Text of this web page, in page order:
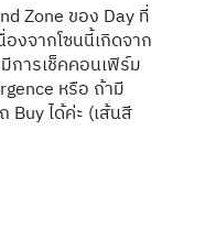
Zone ของ Day ที่
งจากโซนนี้เกิดจาก
การเช็คคอนเฟิร์ม
หรือ ถ้ามี
ได้ค่ะ (เส้นสี